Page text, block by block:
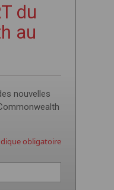
du
au
nouvelles
obligatoire